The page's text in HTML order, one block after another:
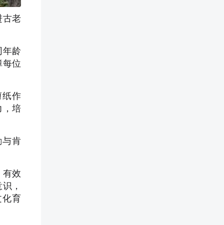
古老
年龄
每位
纸作
，培
与肯
有效
，
化育